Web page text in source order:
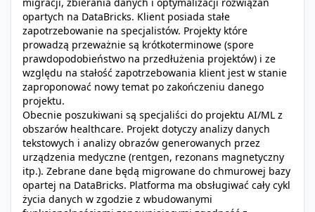
opartych na DataBricks. Klient posiada stałe
zapotrzebowanie na specjalistów. Projekty które
prowadzą przeważnie są krótkoterminowe (spore
prawdopodobieństwo na przedłużenia projektów) i ze
względu na stałość zapotrzebowania klient jest w stanie
zaproponować nowy temat po zakończeniu danego
projektu.
Obecnie poszukiwani są specjaliści do projektu AI/ML z
obszarów healthcare. Projekt dotyczy analizy danych
tekstowych i analizy obrazów generowanych przez
urządzenia medyczne (rentgen, rezonans magnetyczny
itp.). Zebrane dane będą migrowane do chmurowej bazy
opartej na DataBricks. Platforma ma obsługiwać cały cykl
życia danych w zgodzie z wbudowanymi